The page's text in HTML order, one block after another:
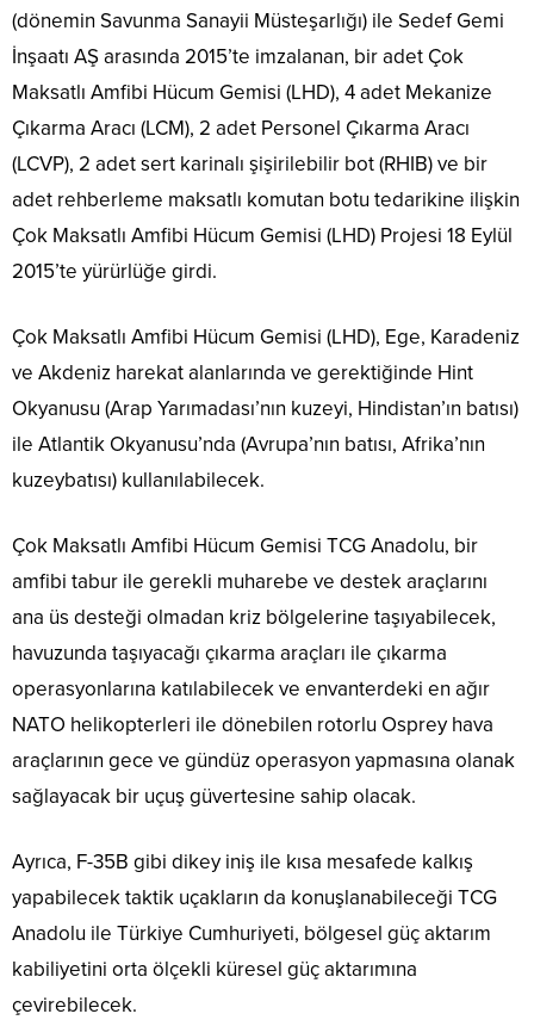
(dönemin Savunma Sanayii Müsteşarlığı) ile Sedef Gemi
İnşaatı AŞ arasında 2015’te imzalanan, bir adet Çok
Maksatlı Amfibi Hücum Gemisi (LHD), 4 adet Mekanize
Çıkarma Aracı (LCM), 2 adet Personel Çıkarma Aracı
(LCVP), 2 adet sert karinalı şişirilebilir bot (RHIB) ve bir
adet rehberleme maksatlı komutan botu tedarikine ilişkin
Çok Maksatlı Amfibi Hücum Gemisi (LHD) Projesi 18 Eylül
2015’te yürürlüğe girdi.
Çok Maksatlı Amfibi Hücum Gemisi (LHD), Ege, Karadeniz
ve Akdeniz harekat alanlarında ve gerektiğinde Hint
Okyanusu (Arap Yarımadası’nın kuzeyi, Hindistan’ın batısı)
ile Atlantik Okyanusu’nda (Avrupa’nın batısı, Afrika’nın
kuzeybatısı) kullanılabilecek.
Çok Maksatlı Amfibi Hücum Gemisi TCG Anadolu, bir
amfibi tabur ile gerekli muharebe ve destek araçlarını
ana üs desteği olmadan kriz bölgelerine taşıyabilecek,
havuzunda taşıyacağı çıkarma araçları ile çıkarma
operasyonlarına katılabilecek ve envanterdeki en ağır
NATO helikopterleri ile dönebilen rotorlu Osprey hava
araçlarının gece ve gündüz operasyon yapmasına olanak
sağlayacak bir uçuş güvertesine sahip olacak.
Ayrıca, F-35B gibi dikey iniş ile kısa mesafede kalkış
yapabilecek taktik uçakların da konuşlanabileceği TCG
Anadolu ile Türkiye Cumhuriyeti, bölgesel güç aktarım
kabiliyetini orta ölçekli küresel güç aktarımına
çevirebilecek.